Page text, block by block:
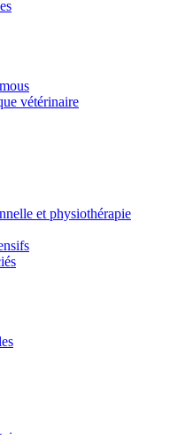
vétérinaire
et physiothérapie